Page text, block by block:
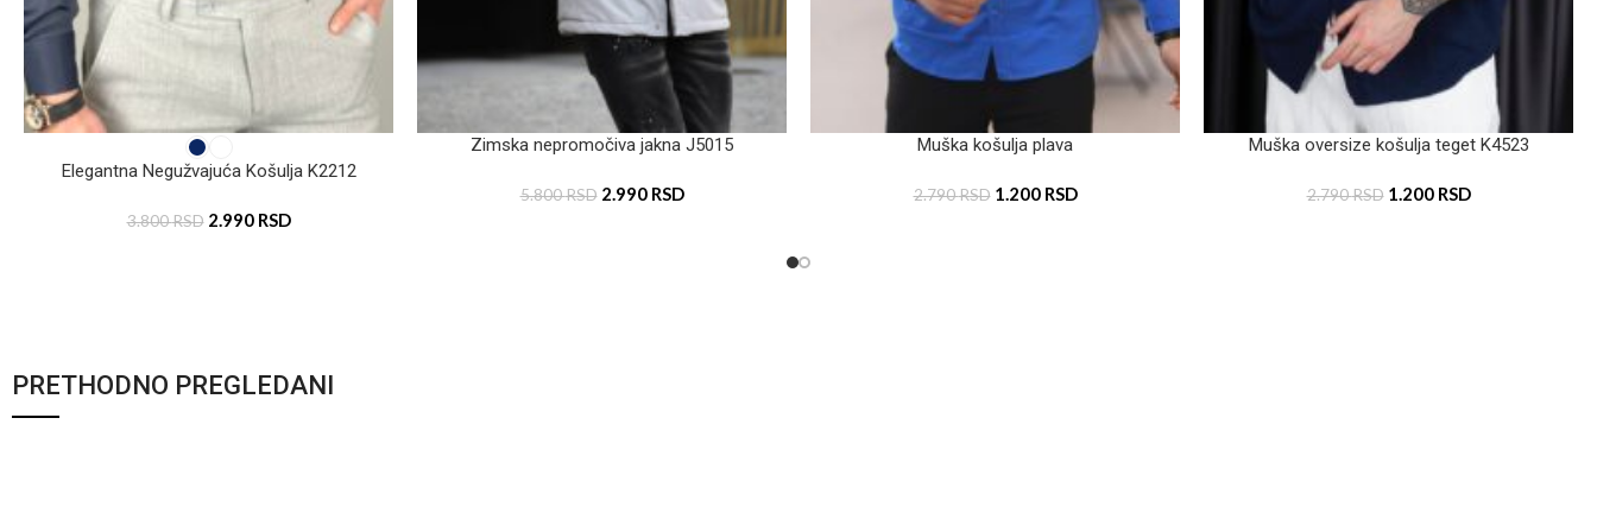
Elegantna Negužvajuća Košulja K2212
3.800RSD 2.990 RSD
Zimska nepromočiva jakna J5015
5.800RSD 2.990 RSD
Muška košulja plava
2.790RSD 1.200 RSD
Muška oversize košulja teget K4523
2.790RSD 1.200 RSD
PRETHODNO PREGLEDANI